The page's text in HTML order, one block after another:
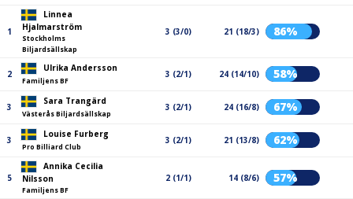
1
Linnea
Hjalmarström
Stockholms
Biljardsällskap
3 (3/0) 21 (18/3) 86%
2
Ulrika Andersson
Familjens BF
3 (2/1) 24 (14/10) 58%
3
Sara Trangärd
Västerås Biljardsällskap
3 (2/1) 24 (16/8) 67%
3
Louise Furberg
Pro Billiard Club
3 (2/1) 21 (13/8) 62%
5
Annika Cecilia
Nilsson
Familjens BF
2 (1/1) 14 (8/6) 57%